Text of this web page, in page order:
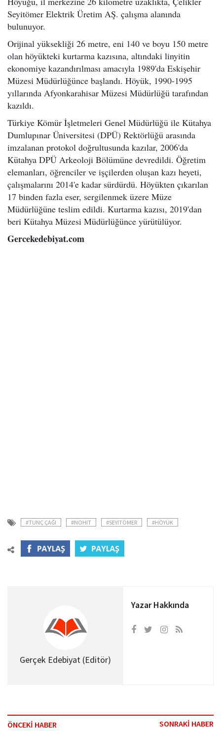
Seyitömer Elektrik Üretim AŞ. çalışma alanında
bulunuyor.
Orijinal yüksekliği 26 metre, eni 140 ve boyu 150 metre
olan höyükteki kurtarma kazısına, altındaki linyitin
ekonomiye kazandırılması amacıyla 1989'da Eskişehir
Müzesi Müdürlüğünce başlandı. Höyük, 1990-1995
yıllarında Afyonkarahisar Müzesi Müdürlüğü tarafından
kazıldı.
Türkiye Kömür İşletmeleri Genel Müdürlüğü ile Kütahya
Dumlupınar Üniversitesi (DPÜ) Rektörlüğü arasında
imzalanan protokol doğrultusunda kazılar, 2006'da
Kütahya DPÜ Arkeoloji Bölümüne devredildi. Öğretim
elemanları, öğrenciler ve işçilerden oluşan kazı heyeti,
çalışmalarını 2014'e kadar sürdürdü. Höyükten çıkarılan
17 binden fazla eser, sergilenmek üzere Müze
Müdürlüğüne teslim edildi. Kurtarma kazısı, 2019'dan
beri Kütahya Müzesi Müdürlüğünce yürütülüyor.
Gercekedebiyat.com
#TUNÇ ÇAĞI #NOHIT #SEYITÖMER #HÖYÜK
Gerçek Edebiyat (Editör)
Yazar Hakkında
ÖNCEKİ HABER SONRAKİ HABER